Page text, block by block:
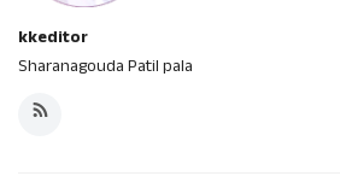
kkeditor
Sharanagouda Patil pala